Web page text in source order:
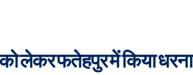
लेकर फतेहपुर में किया धरना